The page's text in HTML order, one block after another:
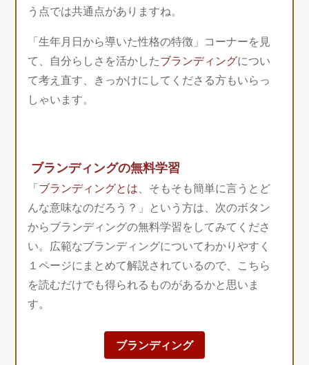
う点では共通点がありますね。
「生年月日から導いた性格の特徴」コーナーを見
て、自分らしさを活かしたブランディングについ
て考え直す、きっかけにしてくださる方もいらっ
しゃいます。
ブランディングの無料学習
「ブランディングとは、そもそも簡単に言うとど
んな意味なのだろう？」という方は、次のボタン
からブランディングの無料学習をしてみてくださ
い。広範なブランディングについてわかりやすく
１ページにまとめて解説されているので、こちら
を読むだけでも得られるものがあるかと思いま
す。
ブランディング